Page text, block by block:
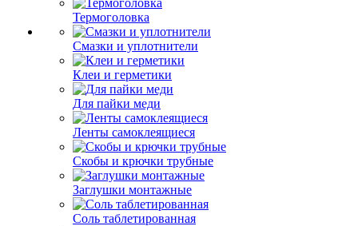
Термоголовка
Смазки и уплотнители
Клеи и герметики
Для пайки меди
Ленты самоклеящиеся
Скобы и крючки трубные
Заглушки монтажные
Соль таблетированная